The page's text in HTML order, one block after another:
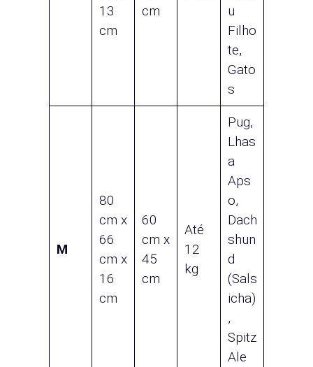
13
cm
cm
u
Filho
te,
Gato
s
M
80
cm x
66
cm x
16
cm
60
cm x
45
cm
Até
12
kg
Pug,
Lhas
a
Aps
o,
Dach
shun
d
(Sals
icha)
,
Spitz
Ale